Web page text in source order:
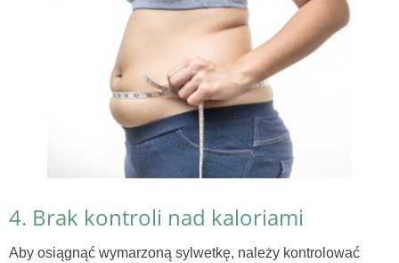
4. Brak kontroli nad kaloriami
Aby osiągnąć wymarzoną sylwetkę, należy kontrolować